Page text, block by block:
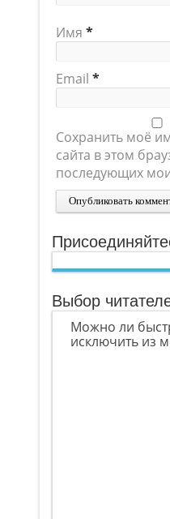
Имя *
Email *
Сохранить моё
сайта в этом
последующих
Выбор
Можно ли
исключить из